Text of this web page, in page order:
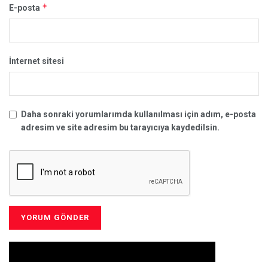
E-posta *
İnternet sitesi
Daha sonraki yorumlarımda kullanılması için adım, e-posta
adresim ve site adresim bu tarayıcıya kaydedilsin.